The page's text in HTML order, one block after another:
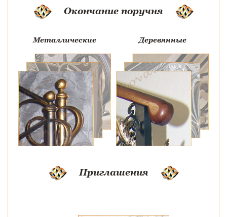
Окончание поручня
Металлические Деревянные
Приглашения